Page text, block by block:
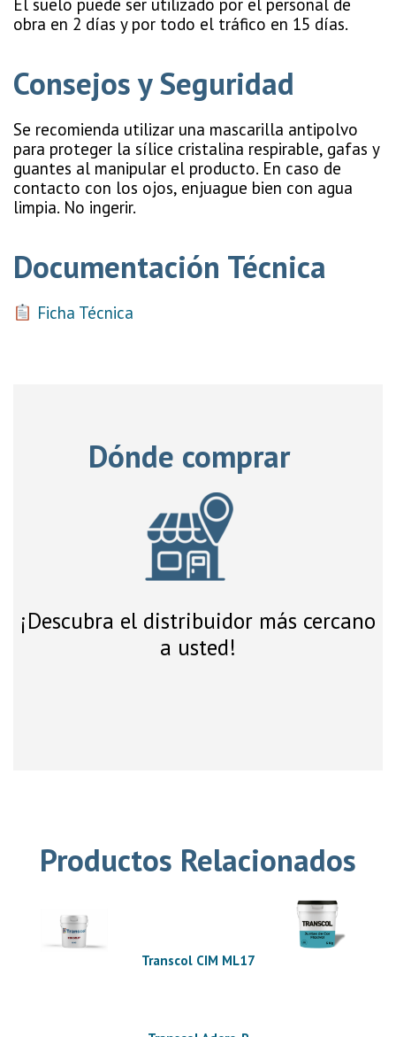
El suelo puede ser utilizado por el personal de
obra en 2 días y por todo el tráfico en 15 días.
Consejos y Seguridad
Se recomienda utilizar una mascarilla antipolvo
para proteger la sílice cristalina respirable, gafas y
guantes al manipular el producto. En caso de
contacto con los ojos, enjuague bien con agua
limpia. No ingerir.
Documentación Técnica
Ficha Técnica
Dónde comprar
¡Descubra el distribuidor más cercano
a usted!
Productos Relacionados
Transcol CIM ML17